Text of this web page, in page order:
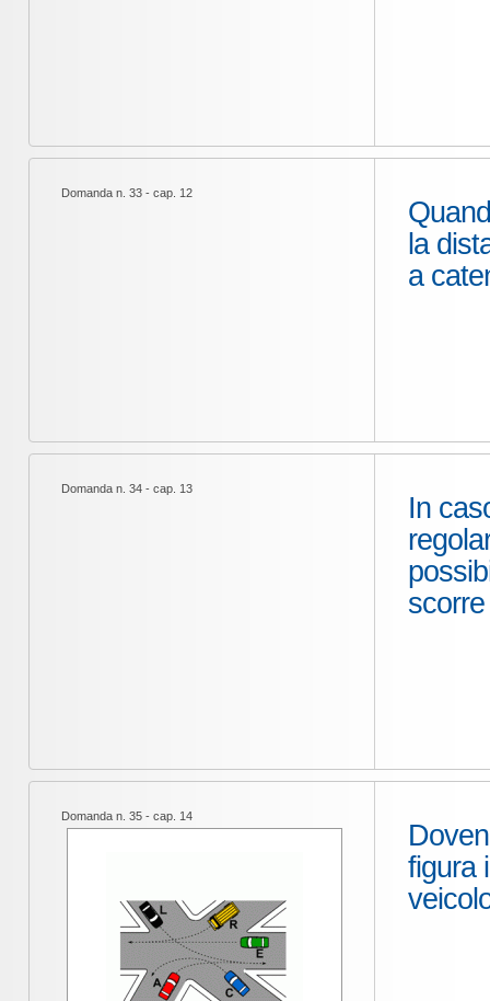
Domanda n. 33 - cap. 12
la
a
Domanda n. 34 - cap. 13
In
Domanda n. 35 - cap. 14
figura